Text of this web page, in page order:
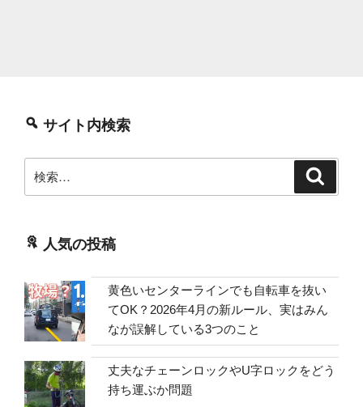
サイト内検索
索:
人気の投稿
黄色いセンターラインでも自転車を抜い
てOK？2026年4月の新ルール、実はみん
なが誤解している3つのこと
丈夫なチェーンロックやU字ロックをどう
持ち運ぶか問題